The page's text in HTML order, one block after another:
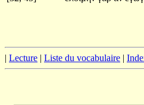
| Lecture | Liste du vocabulaire |